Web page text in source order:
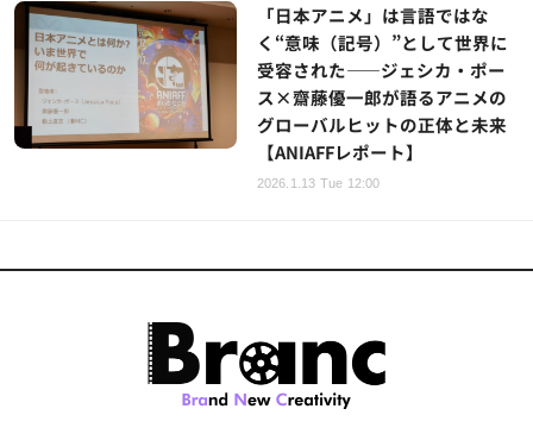
「日本アニメ」は言語ではな
く“意味（記号）”として世界に
受容された――ジェシカ・ポー
ス×齋藤優一郎が語るアニメの
グローバルヒットの正体と未来
【ANIAFFレポート】
2026.1.13 Tue 12:00